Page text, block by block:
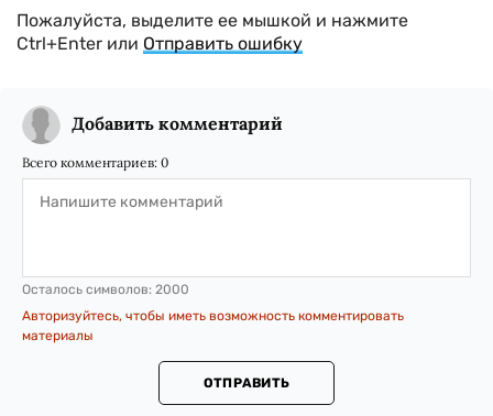
Пожалуйста, выделите ее мышкой и нажмите
Ctrl+Enter или Отправить ошибку
Добавить комментарий
Всего комментариев: 0
Осталось символов: 2000
Авторизуйтесь, чтобы иметь возможность комментировать
материалы
ОТПРАВИТЬ